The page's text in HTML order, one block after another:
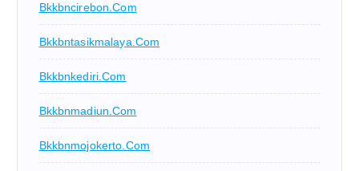
Bkkbncirebon.com
Bkkbntasikmalaya.com
Bkkbnkediri.com
Bkkbnmadiun.com
Bkkbnmojokerto.com